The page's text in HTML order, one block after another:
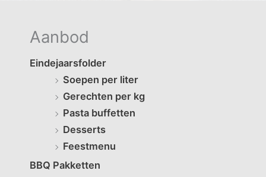
Aanbod
Eindejaarsfolder
Soepen per liter
Gerechten per kg
Pasta buffetten
Desserts
Feestmenu
BBQ Pakketten